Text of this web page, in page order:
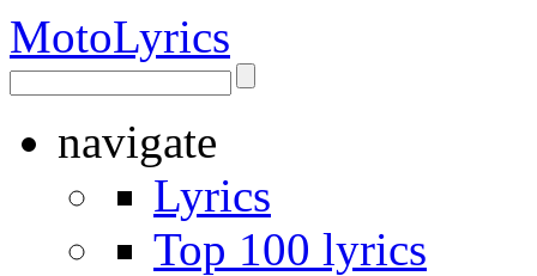
MotoLyrics
navigate
Lyrics
Top 100 lyrics